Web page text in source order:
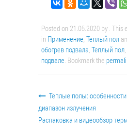
Posted on 21.05.2020 by .
in Применение Теплый пол
обогрев подвала Теплый пол
подвале . Bookmark the
Теплые полы:
диапазон излучения
Распаковка и видеообзор